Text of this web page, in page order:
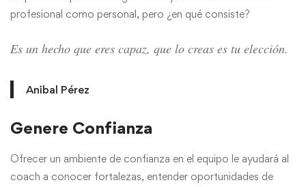
profesional como personal, pero ¿en qué consiste?
Es un hecho que eres capaz, que lo creas es tu elección.
Anibal Pérez
Genere Confianza
Ofrecer un ambiente de confianza en el equipo le ayudará al
coach a conocer fortalezas, entender oportunidades de